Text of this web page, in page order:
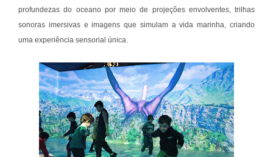
profundezas do oceano por meio de projeções envolventes, trilhas
sonoras imersivas e imagens que simulam a vida marinha, criando
uma experiência sensorial única.